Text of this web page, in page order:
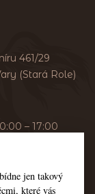
461/29
(Stará Role)
– 17:00
410
jen takový
které vás